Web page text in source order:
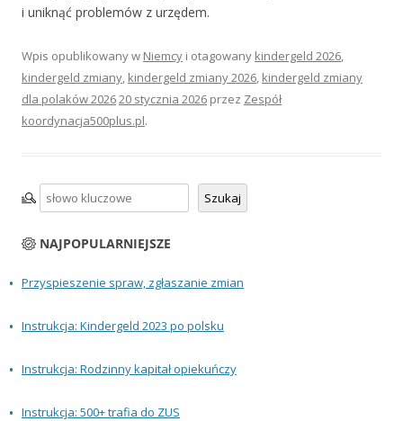
i uniknąć problemów z urzędem.
Wpis opublikowany w Niemcy i otagowany kindergeld 2026,
kindergeld zmiany, kindergeld zmiany 2026, kindergeld zmiany
dla polaków 202620 stycznia 2026 przez Zespół
koordynacja500plus.pl.
Szukaj Szukaj
NAJPOPULARNIEJSZE
Przyspieszenie spraw, zgłaszanie zmian
Instrukcja: Kindergeld 2023 po polsku
Instrukcja: Rodzinny kapitał opiekuńczy
Instrukcja: 500+ trafia do ZUS